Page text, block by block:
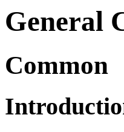
General
Common